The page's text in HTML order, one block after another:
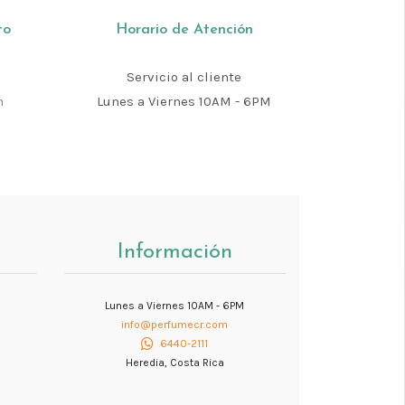
Horario de Atención
Servicio al cliente
Lunes a Viernes 10AM - 6PM
Información
Lunes a Viernes 10AM - 6PM
info@perfumecr.com
6440-2111
Heredia, Costa Rica